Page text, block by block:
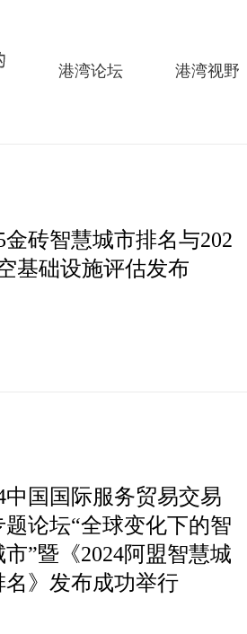
港湾论坛 港湾视野
金砖智慧城市排名与202
基础设施评估发布
中国国际服务贸易交易
题论坛“全球变化下的智
市”暨《2024阿盟智慧城
名》发布成功举行